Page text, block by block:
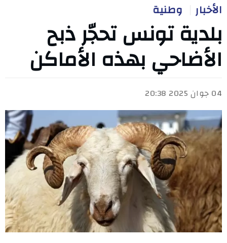
الأخبار وطنية
بلدية تونس تحجّر ذبح
الأضاحي بهذه الأماكن
04 جوان 2025 20:38